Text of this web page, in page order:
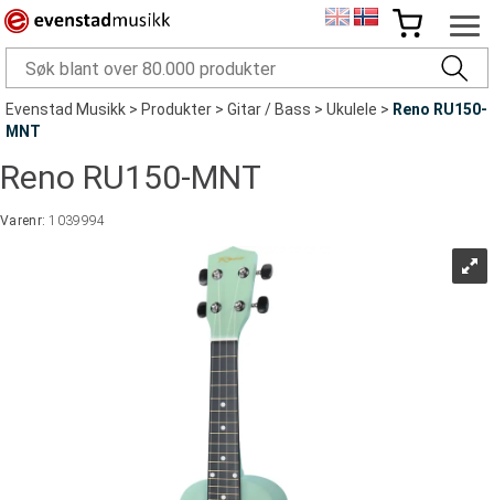
Evenstad Musikk>Produkter>Gitar / Bass>Ukulele> Reno RU150-
MNT
Reno RU150-MNT
Varenr:1039994